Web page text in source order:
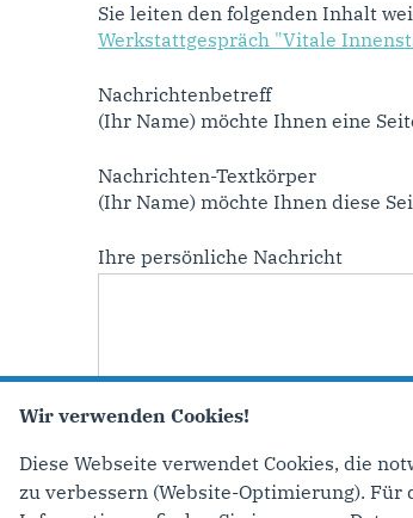
Sie leiten den folgenden Inhalt
Werkstattgespräch "Vitale
Nachrichtenbetreff
(Ihr Name) möchte Ihnen eine
Nachrichten-Textkörper
(Ihr Name) möchte Ihnen diese
Ihre persönliche Nachricht
Wir verwenden Cookies!
Diese Webseite verwendet Cookies, die
zu verbessern (Website-Optimierung).